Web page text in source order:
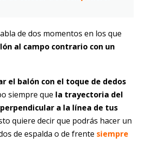
de dos momentos en los que
al campo contrario con un
el balón con el toque de dedos
siempre que la trayectoria del
a la línea de tus
quiere decir que podrás hacer un
de espalda o de frente siempre